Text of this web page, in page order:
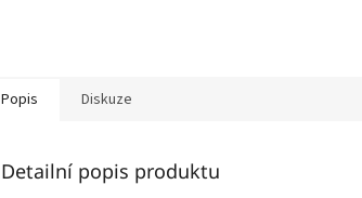
Popis Diskuze
Detailní popis produktu